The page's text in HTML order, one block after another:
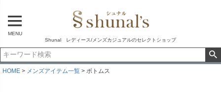
MENU
Shunal レディース/メンズカジュアルのセレクトショップ
HOME メンズアイテム一覧 ボトムス